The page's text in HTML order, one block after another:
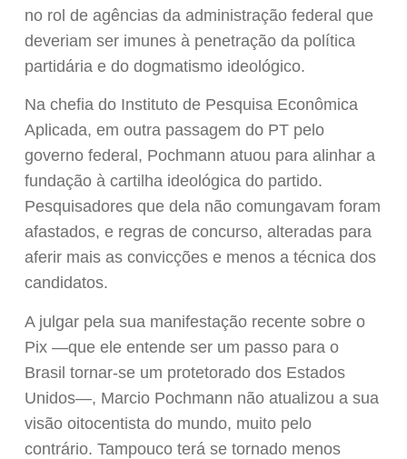
no rol de agências da administração federal que
deveriam ser imunes à penetração da política
partidária e do dogmatismo ideológico.
Na chefia do Instituto de Pesquisa Econômica
Aplicada, em outra passagem do PT pelo
governo federal, Pochmann atuou para alinhar a
fundação à cartilha ideológica do partido.
Pesquisadores que dela não comungavam foram
afastados, e regras de concurso, alteradas para
aferir mais as convicções e menos a técnica dos
candidatos.
A julgar pela sua manifestação recente sobre o
Pix —que ele entende ser um passo para o
Brasil tornar-se um protetorado dos Estados
Unidos—, Marcio Pochmann não atualizou a sua
visão oitocentista do mundo, muito pelo
contrário. Tampouco terá se tornado menos